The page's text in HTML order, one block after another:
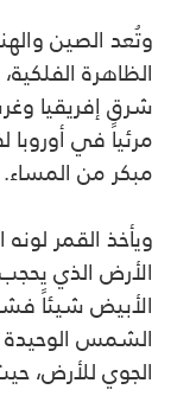
وتُعد الصين
الظاهرة
شرق إفريقيا
مرئياً في
مبكر من المساء.
ويأخذ القمر
الأرض الذي
الأبيض شيئاً
الشمس الوحيدة
الجوي للأرض،